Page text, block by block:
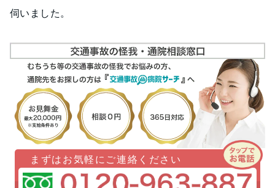
伺いました。
まずはお気軽にご連絡ください